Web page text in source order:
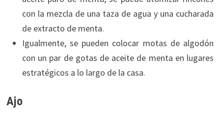
con la mezcla de una taza de agua y una cucharada
de extracto de menta.
Igualmente, se pueden colocar motas de algodón
con un par de gotas de aceite de menta en lugares
estratégicos a lo largo de la casa.
Ajo